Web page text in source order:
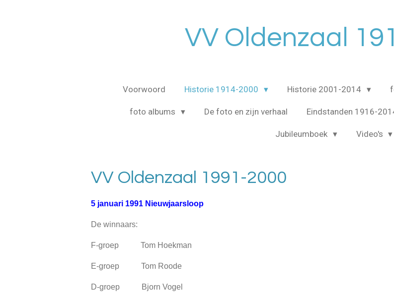
VV Oldenzaal
Voorwoord Historie 1914-2000 Historie 2001-2014
foto albums De foto en zijn verhaal Eindstanden 1916-
Jubileumboek Video's
VV Oldenzaal 1991-2000
5 januari 1991 Nieuwjaarsloop
De winnaars:
F-groep Tom Hoekman
E-groep Tom Roode
D-groep Bjorn Vogel